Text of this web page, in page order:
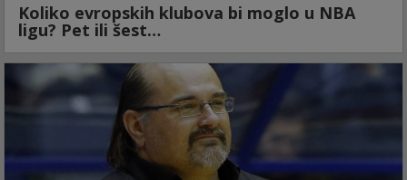
Koliko evropskih klubova bi moglo u NBA
ligu? Pet ili šest…